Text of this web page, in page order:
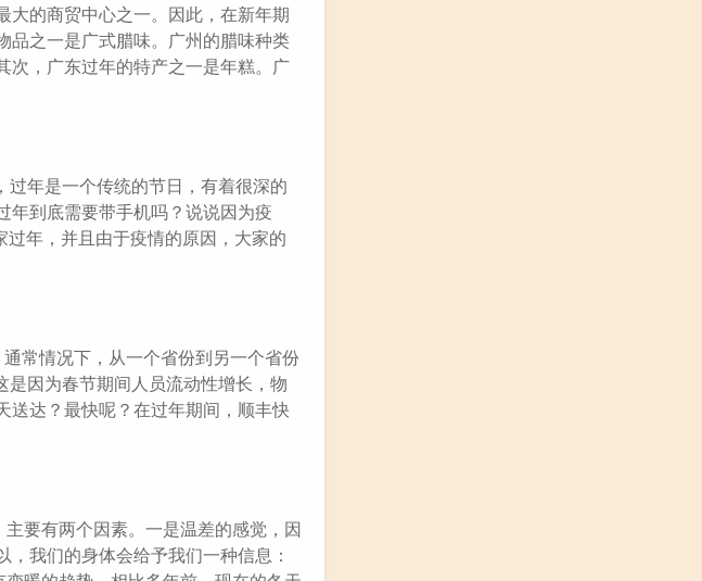
大的商贸中心之一。因此，在新年期
品之一是广式腊味。广州的腊味种类
次，广东过年的特产之一是年糕。广
过年是一个传统的节日，有着很深的
年到底需要带手机吗？说说因为疫
年，并且由于疫情的原因，大家的
常情况下，从一个省份到另一个省份
因为春节期间人员流动性增长，物
送达？最快呢？在过年期间，顺丰快
要有两个因素。一是温差的感觉，因
我们的身体会给予我们一种信息：